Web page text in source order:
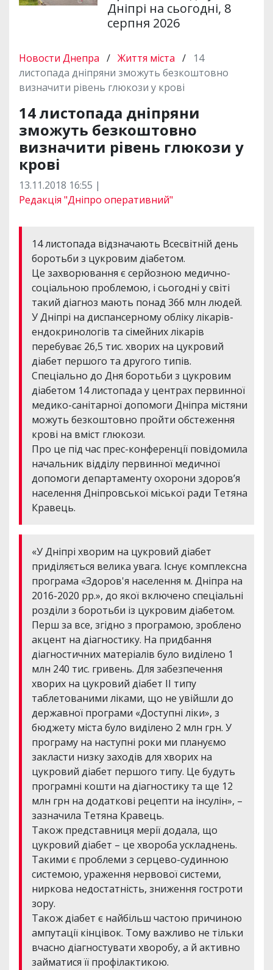
Дніпрі на сьогодні, 8
серпня 2026
Новости Днепра / Життя міста /
14
листопада дніпряни зможуть безкоштовно
визначити рівень глюкози у крові
14 листопада дніпряни
зможуть безкоштовно
визначити рівень глюкози у
крові
13.11.2018 16:55 |
Редакція "Дніпро оперативний"
14 листопада відзначають Всесвітній день
боротьби з цукровим діабетом.
Це захворювання є серйозною медично-
соціальною проблемою, і сьогодні у світі
такий діагноз мають понад 366 млн людей.
У Дніпрі на диспансерному обліку лікарів-
ендокринологів та сімейних лікарів
перебуває 26,5 тис. хворих на цукровий
діабет першого та другого типів.
Спеціально до Дня боротьби з цукровим
діабетом 14 листопада у центрах первинної
медико-санітарної допомоги Дніпра містяни
можуть безкоштовно пройти обстеження
крові на вміст глюкози.
Про це під час прес-конференції повідомила
начальник відділу первинної медичної
допомоги департаменту охорони здоров’я
населення Дніпровської міської ради Тетяна
Кравець.
«У Дніпрі хворим на цукровий діабет
приділяється велика увага. Існує комплексна
програма «Здоров'я населення м. Дніпра на
2016-2020 рр.», до якої включено спеціальні
розділи з боротьби із цукровим діабетом.
Перш за все, згідно з програмою, зроблено
акцент на діагностику. На придбання
діагностичних матеріалів було виділено 1
млн 240 тис. гривень. Для забезпечення
хворих на цукровий діабет ІІ типу
таблетованими ліками, що не увійшли до
державної програми «Доступні ліки», з
бюджету міста було виділено 2 млн грн. У
програму на наступні роки ми плануємо
закласти низку заходів для хворих на
цукровий діабет першого типу. Це будуть
програмні кошти на діагностику та ще 12
млн грн на додаткові рецепти на інсулін», –
зазначила Тетяна Кравець.
Також представниця мерії додала, що
цукровий діабет – це хвороба ускладнень.
Такими є проблеми з серцево-судинною
системою, ураження нервової системи,
ниркова недостатність, зниження гостроти
зору.
Також діабет є найбільш частою причиною
ампутації кінцівок. Тому важливо не тільки
вчасно діагностувати хворобу, а й активно
займатися її профілактикою.